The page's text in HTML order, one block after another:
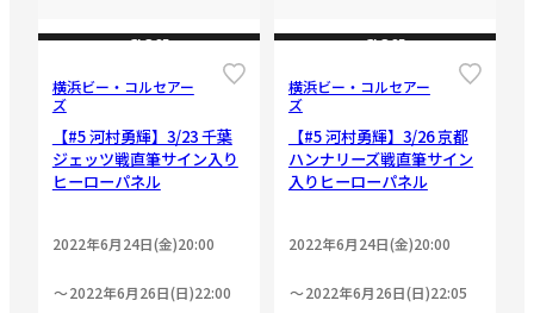
CLOSE
横浜ビー・コルセアー
ズ
【#5 河村勇輝】3/23 千葉
ジェッツ戦直筆サイン入り
ヒーローパネル
2022年6月24日(金)20:00
2022年6月26日(日)22:00
CLOSE
横浜ビー・コルセアー
ズ
【#5 河村勇輝】3/26 京都
ハンナリーズ戦直筆サイン
入りヒーローパネル
2022年6月24日(金)20:00
2022年6月26日(日)22:05